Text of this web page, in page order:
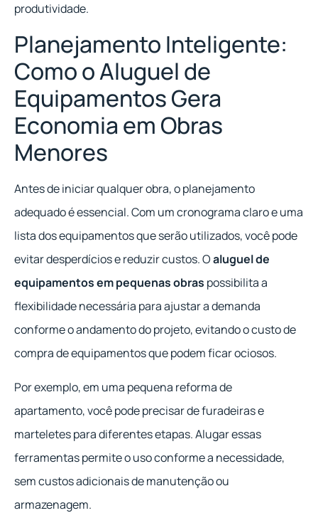
produtividade.
Planejamento Inteligente:
Como o Aluguel de
Equipamentos Gera
Economia em Obras
Menores
Antes de iniciar qualquer obra, o planejamento
adequado é essencial. Com um cronograma claro e uma
lista dos equipamentos que serão utilizados, você pode
evitar desperdícios e reduzir custos. Oaluguel de
equipamentos em pequenas obras possibilita a
flexibilidade necessária para ajustar a demanda
conforme o andamento do projeto, evitando o custo de
compra de equipamentos que podem ficar ociosos.
Por exemplo, em uma pequena reforma de
apartamento, você pode precisar de furadeiras e
marteletes para diferentes etapas. Alugar essas
ferramentas permite o uso conforme a necessidade,
sem custos adicionais de manutenção ou
armazenagem.